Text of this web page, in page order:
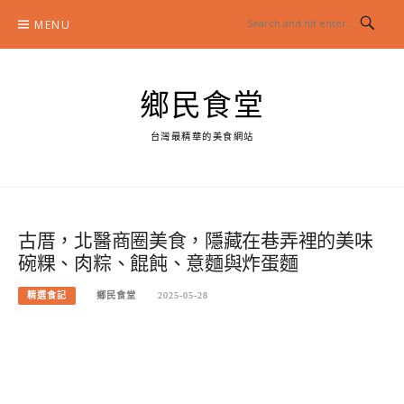
content
MENU
鄉民食堂
台灣最精華的美食網站
古厝，北醫商圈美食，隱藏在巷弄裡的美味
碗粿、肉粽、餛飩、意麵與炸蛋麵
精選食記 鄉民食堂 2025-05-28